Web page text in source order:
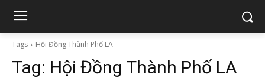
Tags Hội Đồng Thành Phố LA
Tag: Hội Đồng Thành Phố LA